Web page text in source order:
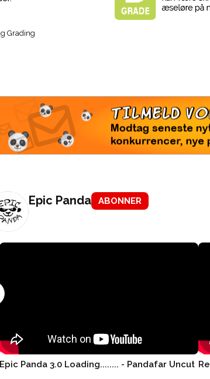
Grading
TILMELD
Modtag seneste
konkurrencer, nye
Epic Panda ABONNER
Epic Panda 3.0 Loading........ - Pandafar Uncut